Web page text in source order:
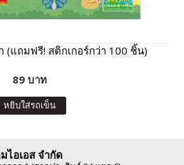
(แถมฟรี! สติกเกอร์กว่า 100 ชิ้น)
89 บาท
หยิบใส่รถเข็น
ไอเอส จำกัด